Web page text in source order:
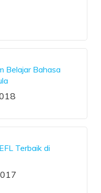
Belajar Bahasa
Terbaik di